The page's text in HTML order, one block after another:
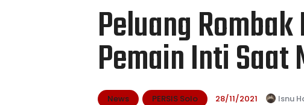
Peluang
Pemain Inti Saat
News PERSIS Solo 28/11/2021 Isnu